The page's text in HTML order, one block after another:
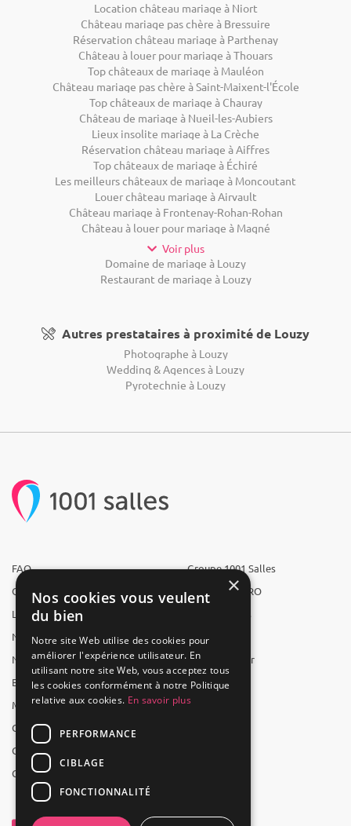
Location château mariage à Niort
Château mariage pas chère à Bressuire
Réservation château mariage à Parthenay
Château à louer pour mariage à Thouars
Top châteaux de mariage à Mauléon
Château mariage pas chère à Saint-Maixent-l'École
Top châteaux de mariage à Chauray
Château de mariage à Nueil-les-Aubiers
Lieux insolite mariage à La Crèche
Réservation château mariage à Aiffres
Top châteaux de mariage à Échiré
Les meilleurs châteaux de mariage à Moncoutant
Louer château mariage à Airvault
Château mariage à Frontenay-Rohan-Rohan
Château à louer pour mariage à Magné
Voir plus
Domaine de mariage à Louzy
Restaurant de mariage à Louzy
Autres prestataires à proximité de Louzy
Photographe à Louzy
Wedding & Agences à Louzy
Pyrotechnie à Louzy
FAQ
Qui sommes-nous ?
L'équipe
Nous recrutons
Nos partenaires
Espace presse
Mentions légales
CGV
CGU
Contact
Groupe 1001 Salles
1001 Salles PRO
1001 Traiteurs
1001 Artistes
Reserverunbar
MP2
×
Nos cookies vous veulent
du bien
Notre site Web utilise des cookies pour
améliorer l'expérience utilisateur. En
utilisant notre site Web, vous acceptez tous
les cookies conformément à notre Politique
relative aux cookies. En savoir plus
PERFORMANCE
CIBLAGE
FONCTIONNALITÉ